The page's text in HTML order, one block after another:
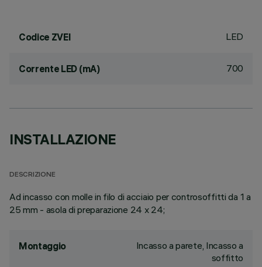
Codice ZVEI LED
Corrente LED (mA) 700
INSTALLAZIONE
DESCRIZIONE
Ad incasso con molle in filo di acciaio per controsoffitti da 1 a
25 mm - asola di preparazione 24 x 24;
Montaggio
Incasso a parete, Incasso a
soffitto